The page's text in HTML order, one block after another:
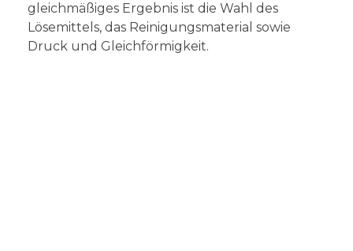
gleichmäßiges Ergebnis ist die Wahl des
Lösemittels, das Reinigungsmaterial sowie
Druck und Gleichförmigkeit.